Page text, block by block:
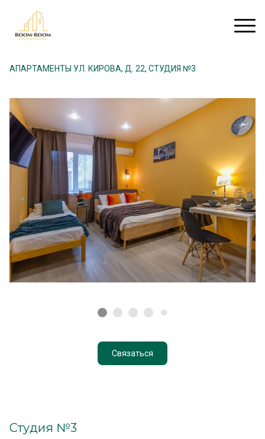
АПАРТАМЕНТЫ УЛ. КИРОВА, Д. 22, СТУДИЯ №3
Связаться
Студия №3